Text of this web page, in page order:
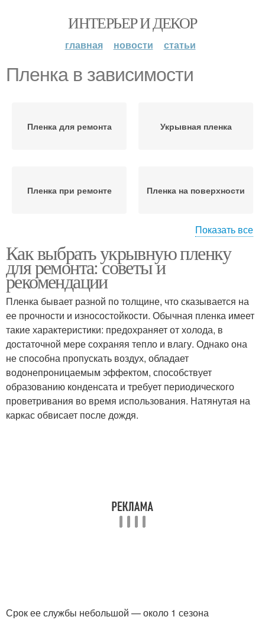
ИНТЕРЬЕР И ДЕКОР
главная новости статьи
Пленка в зависимости
Пленка для ремонта Укрывная пленка
Пленка при ремонте Пленка на поверхности
Укрывные пленки Пленки для кровли
Пленка во время
Показать все
Как выбрать укрывную пленку
для ремонта: советы и
рекомендации
Пленка бывает разной по толщине, что сказывается на
ее прочности и износостойкости. Обычная пленка имеет
такие характеристики: предохраняет от холода, в
достаточной мере сохраняя тепло и влагу. Однако она
не способна пропускать воздух, обладает
водонепроницаемым эффектом, способствует
образованию конденсата и требует периодического
проветривания во время использования. Натянутая на
каркас обвисает после дождя.
Срок ее службы небольшой — около 1 сезона